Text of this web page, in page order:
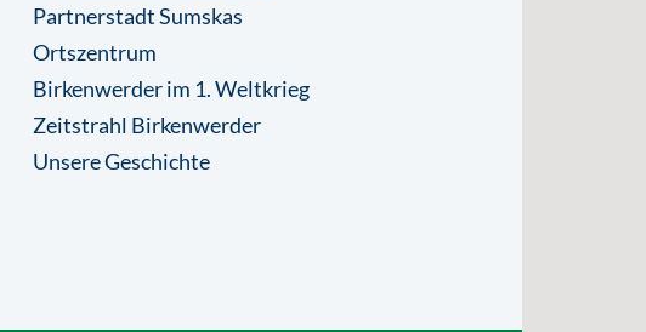
Partnerstadt Sumskas
Ortszentrum
Birkenwerder im 1. Weltkrieg
Zeitstrahl Birkenwerder
Unsere Geschichte